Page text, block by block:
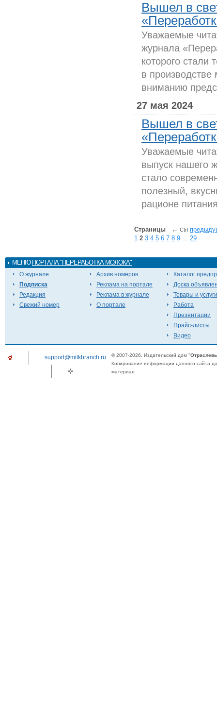
Вышел в
Уважаемые
журнала
которого стали
в
вниманию
27 мая 2024
Вышел в
Уважаемые
выпуск нашего
стало
полезный,
рационе
Страницы ← Ctrl
1 2 3 4 5 6 7 8 9 ... 29
МЕНЮ ПОРТАЛА "ПЕРЕРАБОТКА МОЛОКА"
О журнале
Подписка
Редакция
Свежий номер
Архив номеров
Реклама на портале
Реклама в журнале
О портале
Каталог
Доска
Товары и услуги
Работа
Презентации
Прайс-листы
Видео
support@milkbranch.ru © 2007-2026. Издательский дом "
Копирование информации данного сайта
материал